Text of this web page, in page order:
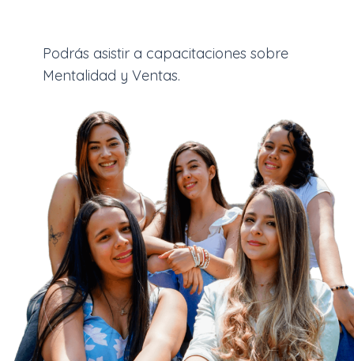
Podrás asistir a capacitaciones sobre
Mentalidad y Ventas.